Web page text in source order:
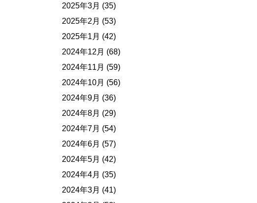
2025年3月 (35)
2025年2月 (53)
2025年1月 (42)
2024年12月 (68)
2024年11月 (59)
2024年10月 (56)
2024年9月 (36)
2024年8月 (29)
2024年7月 (54)
2024年6月 (57)
2024年5月 (42)
2024年4月 (35)
2024年3月 (41)